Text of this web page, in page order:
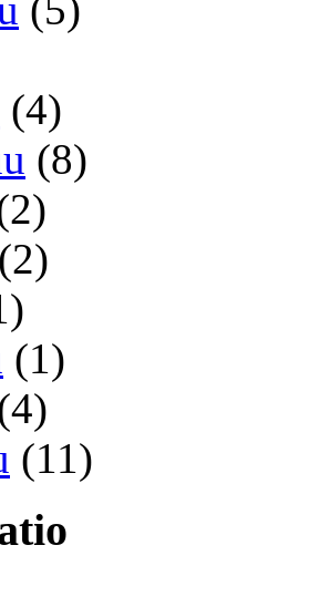
(4)
(8)
(2)
(1)
(11)